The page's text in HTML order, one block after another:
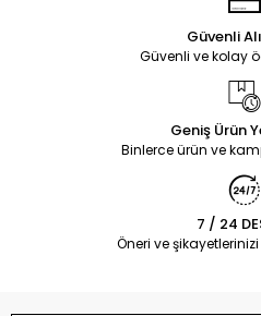
Güvenli
Güvenli ve kolay
Geniş Ürün
Binlerce ürün ve
7 / 24
Öneri ve